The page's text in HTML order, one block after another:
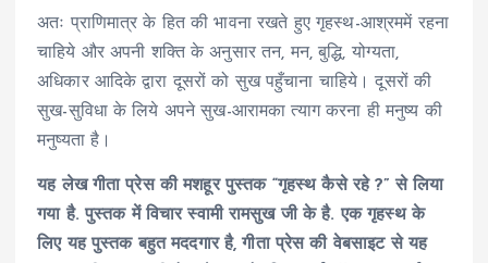
अतः प्राणिमात्र के हित की भावना रखते हुए गृहस्थ-आश्रममें रहना
चाहिये और अपनी शक्ति के अनुसार तन, मन, बुद्धि, योग्यता,
अधिकार आदिके द्वारा दूसरों को सुख पहुँचाना चाहिये। दूसरों की
सुख-सुविधा के लिये अपने सुख-आरामका त्याग करना ही मनुष्य की
मनुष्यता है।
यह लेख गीता प्रेस की मशहूर पुस्तक “गृहस्थ कैसे रहे ?” से लिया
गया है. पुस्तक में विचार स्वामी रामसुख जी के है. एक गृहस्थ के
लिए यह पुस्तक बहुत मददगार है, गीता प्रेस की वेबसाइट से यह